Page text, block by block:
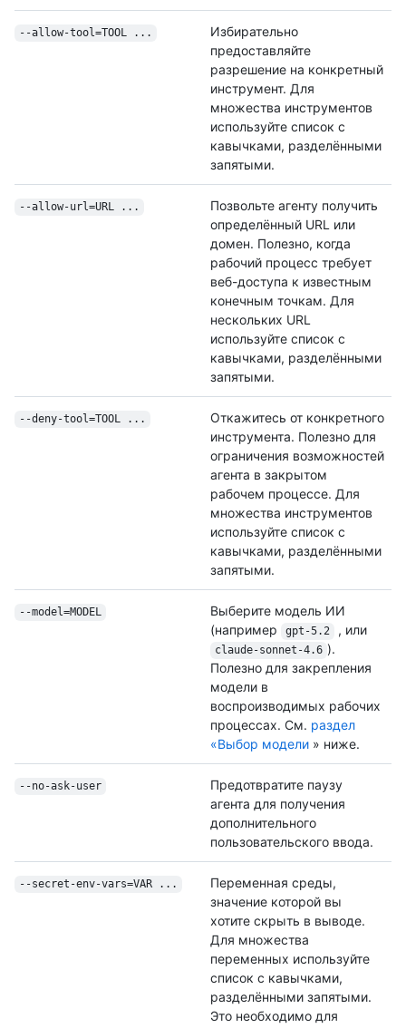
--allow-tool=TOOL ...
Избирательно
предоставляйте
разрешение на конкретный
инструмент. Для
множества инструментов
используйте список с
кавычками, разделёнными
запятыми.
--allow-url=URL ...
Позвольте агенту получить
определённый URL или
домен. Полезно, когда
рабочий процесс требует
веб-доступа к известным
конечным точкам. Для
нескольких URL
используйте список с
кавычками, разделёнными
запятыми.
--deny-tool=TOOL ...
Откажитесь от конкретного
инструмента. Полезно для
ограничения возможностей
агента в закрытом
рабочем процессе. Для
множества инструментов
используйте список с
кавычками, разделёнными
запятыми.
--model=MODEL
Выберите модель ИИ
(например
gpt-5.2 , или
claude-sonnet-4.6 ).
Полезно для закрепления
модели в
воспроизводимых рабочих
процессах. См. раздел
«Выбор модели » ниже.
--no-ask-user
Предотвратите паузу
агента для получения
дополнительного
пользовательского ввода.
--secret-env-vars=VAR ...
Переменная среды,
значение которой вы
хотите скрыть в выводе.
Для множества
переменных используйте
список с кавычками,
разделёнными запятыми.
Это необходимо для